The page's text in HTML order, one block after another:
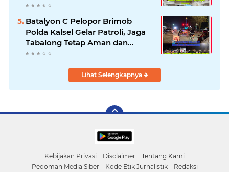
Kompetensi Wartawan
Batalyon C Pelopor Brimob
Polda Kalsel Gelar Patroli, Jaga
Tabalong Tetap Aman dan
Kondusif
Lihat Selengkapnya
Kebijakan Privasi Disclaimer
Tentang Kami
Pedoman Media Siber
Kode Etik Jurnalistik Redaksi